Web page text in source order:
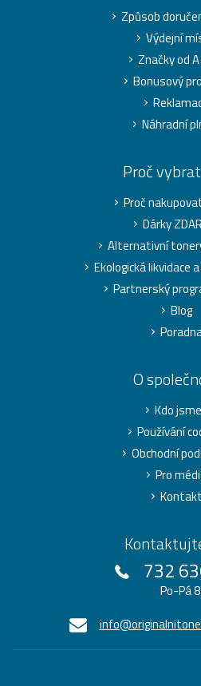
Způsob
Výdejní
Značky od
Bonusový
Náhradní
Proč
Proč
Dárky
Alternativní
Ekologická likvidace
Partnerský
Blog
O
Kdo
Používání
Obchodní
Pro
Kontakt
732
Po-Pá